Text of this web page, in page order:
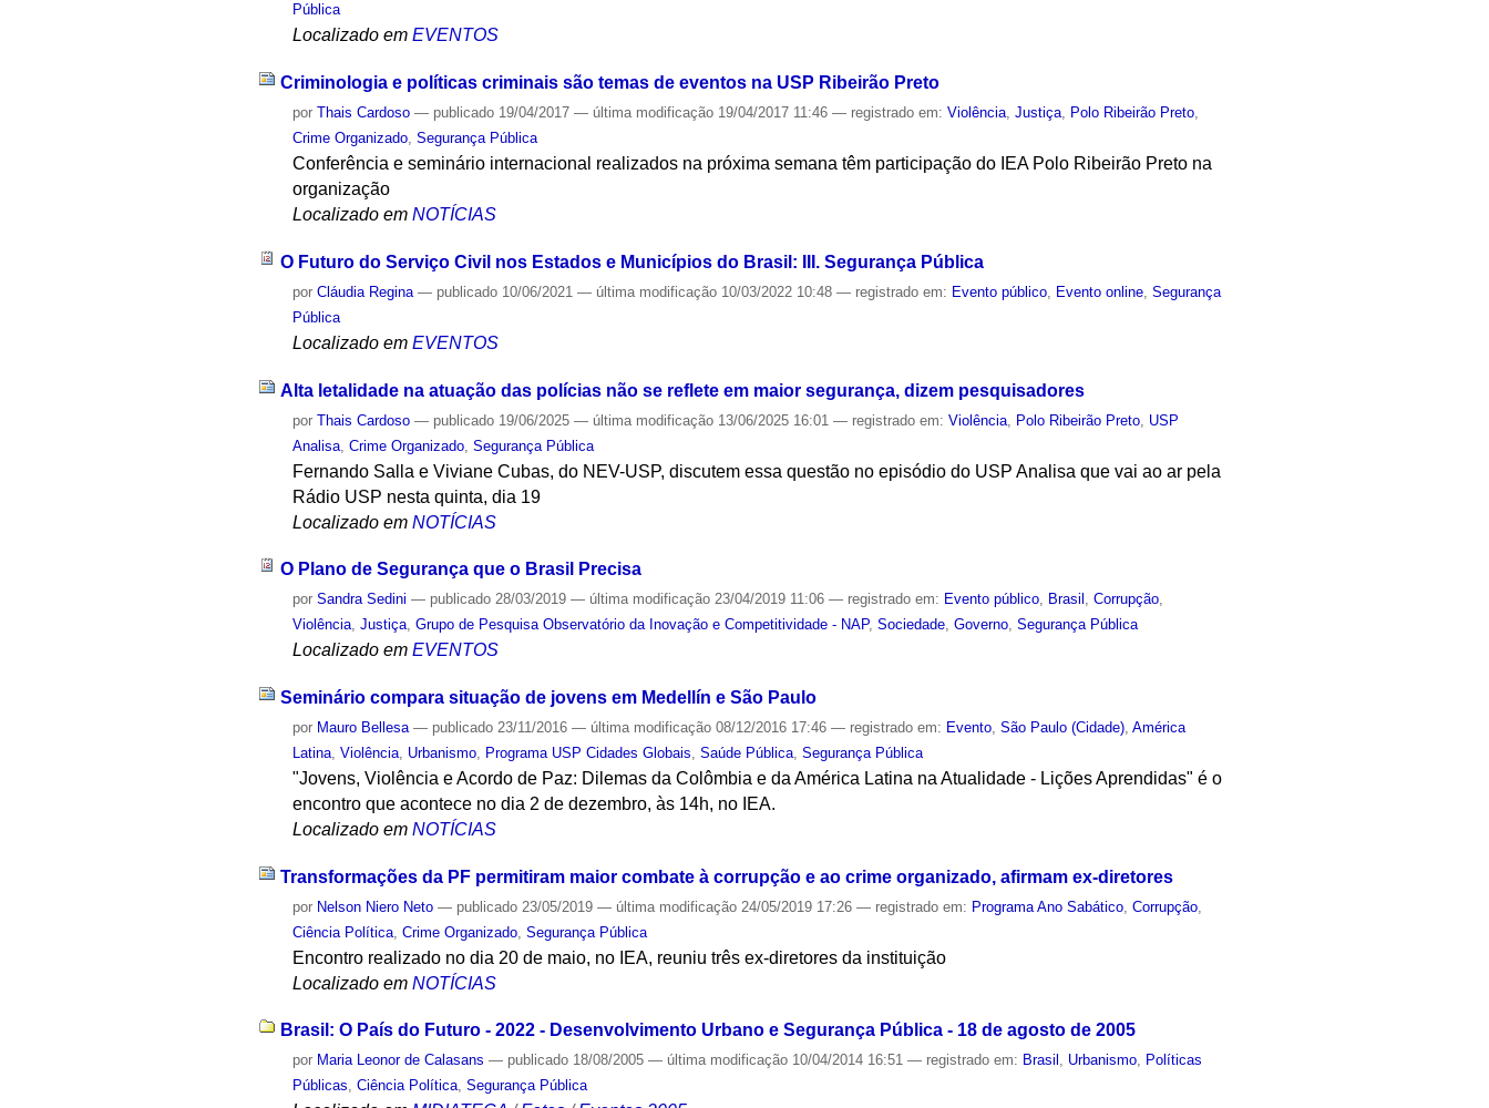
Pública
Localizado em EVENTOS
Criminologia e políticas criminais são temas de eventos na USP Ribeirão Preto
porThais Cardoso — publicado 19/04/2017— última modificação 19/04/2017 11:46— registrado em:Violência,Justiça, Polo Ribeirão Preto,
Crime Organizado,Segurança Pública
Conferência e seminário internacional realizados na próxima semana têm participação do IEA Polo Ribeirão Preto na
organização
Localizado em NOTÍCIAS
O Futuro do Serviço Civil nos Estados e Municípios do Brasil: III. Segurança Pública
porCláudia Regina — publicado 10/06/2021— última modificação 10/03/2022 10:48— registrado em: Evento público Evento online ,Segurança
Pública
Localizado em EVENTOS
Alta letalidade na atuação das polícias não se reflete em maior segurança, dizem pesquisadores
porThais Cardoso — publicado 19/06/2025— última modificação 13/06/2025 16:01— registrado em:Violência Polo Ribeirão Preto USP
Analisa ,Crime Organizado ,Segurança Pública
Fernando Salla e Viviane Cubas, do NEV-USP, discutem essa questão no episódio do USP Analisa que vai ao ar pela
Rádio USP nesta quinta, dia 19
Localizado em NOTÍCIAS
O Plano de Segurança que o Brasil Precisa
porSandra Sedini — publicado 28/03/2019— última modificação 23/04/2019 11:06— registrado em: Evento público, Brasil ,Corrupção,
Violência,Justiça,Grupo de Pesquisa Observatório da Inovação e Competitividade - NAP,Sociedade,Governo,Segurança Pública
Localizado em EVENTOS
Seminário compara situação de jovens em Medellín e São Paulo
por Mauro Bellesa — publicado 23/11/2016— última modificação 08/12/2016 17:46— registrado em: Evento ,São Paulo (Cidade) ,América
Latina ,Violência Urbanismo Programa USP Cidades Globais ,Saúde Pública ,Segurança Pública
"Jovens, Violência e Acordo de Paz: Dilemas da Colômbia e da América Latina na Atualidade - Lições Aprendidas" é o
encontro que acontece no dia 2 de dezembro, às 14h, no IEA.
Localizado em NOTÍCIAS
Transformações da PF permitiram maior combate à corrupção e ao crime organizado, afirmam ex-diretores
por Nelson Niero Neto — publicado 23/05/2019— última modificação 24/05/2019 17:26— registrado em: Programa Ano Sabático ,Corrupção
Ciência Política ,Crime Organizado ,Segurança Pública
Encontro realizado no dia 20 de maio, no IEA, reuniu três ex-diretores da instituição
Localizado em NOTÍCIAS
Brasil: O País do Futuro - 2022 - Desenvolvimento Urbano e Segurança Pública - 18 de agosto de 2005
por Maria Leonor de Calasans — publicado 18/08/2005— última modificação 10/04/2014 16:51— registrado em: Brasil , Urbanismo, Políticas
Públicas,Ciência Política,Segurança Pública